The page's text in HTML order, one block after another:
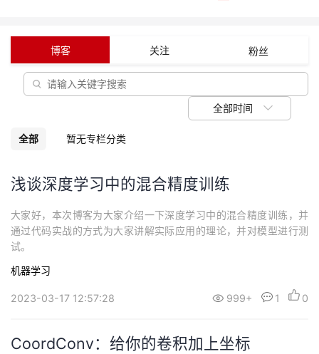
动
关
我
的
发
者
学
堂
我
课
的
我
我
Programs
的
支
持
的
术
我
云
博客 关注 粉丝
全部时间
全部 暂无专栏分类
浅谈深度学习中的混合精度训练
大家好，本次博客为大家介绍一下深度学习中的混合精度训练，并
通过代码实战的方式为大家讲解实际应用的理论，并对模型进行测
试。
机器学习
2023-03-17 12:57:28 999+ 1 0
CoordConv：给你的卷积加上坐标